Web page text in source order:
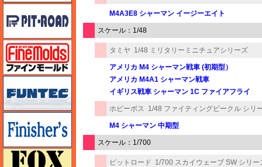
M4A3E8 シャーマン イージーエイト
スケール：1/48
タミヤ 1/48 ミリタリーミニチュアシリーズ
アメリカ M4 シャーマン戦車 (初期型）
アメリカ M4A1 シャーマン戦車
イギリス戦車 シャーマン 1C ファイアフライ
ホビーボス 1/48 ファイティングビークル シリ
M4 シャーマン 中期型
スケール：1/700
ピットロード 1/700 スカイウェーブ SW シリー
ファインモールド
funtec（ファンテック）
フィニッシャーズ
フォックスモデル（FOX MODELS）